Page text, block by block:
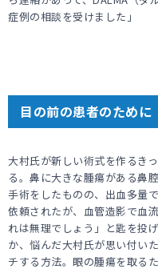
症例の相談を受けました」
目の前の患者のため
大村氏が新しい術式を作るき
る。鼻に大きな腫瘍がある鼻
手術をしたものの、出血多量
依頼されたが、血管造影で血
れは無理でしょう」と匙を投
か、悩んだ大村氏が思い付い
チする方法。眼の腫瘍を取る